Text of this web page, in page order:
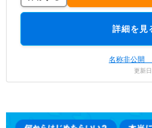
詳細を見
名称非公開
更新